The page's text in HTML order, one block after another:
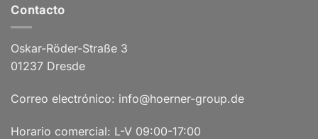
Contacto
Oskar-Röder-Straße 3
01237 Dresde
Correo electrónico: info@hoerner-group.de
Horario comercial: L-V 09:00-17:00